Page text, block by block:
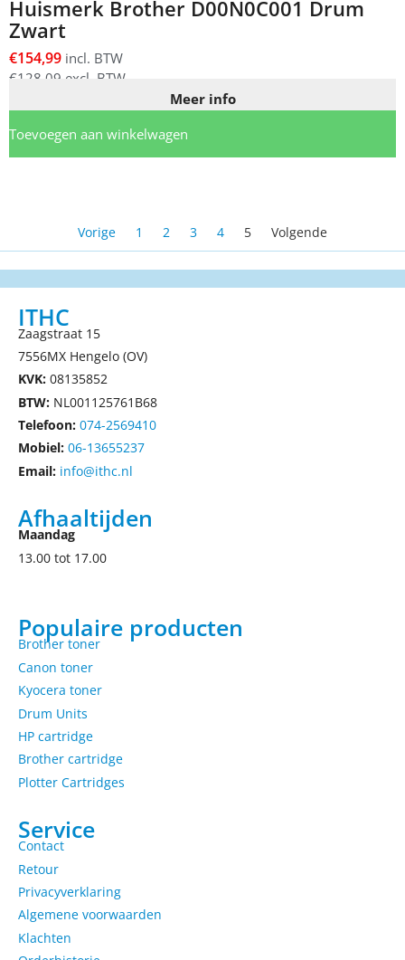
Huismerk Brother D00N0C001 Drum
Zwart
€154,99 incl. BTW
€128,09 excl. BTW
Meer info
Toevoegen aan winkelwagen
Vorige 1 2 3 4 5 Volgende
ITHC
Zaagstraat 15
7556MX Hengelo (OV)
KVK: 08135852
BTW: NL001125761B68
Telefoon: 074-2569410
Mobiel: 06-13655237
Email: info@ithc.nl
Afhaaltijden
Maandag
13.00 tot 17.00
Populaire producten
Brother toner
Canon toner
Kyocera toner
Drum Units
HP cartridge
Brother cartridge
Plotter Cartridges
Service
Contact
Retour
Privacyverklaring
Algemene voorwaarden
Klachten